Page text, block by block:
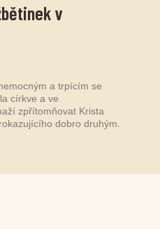
v
a trpícím se
církve a ve
zpřítomňovat Krista
dobro druhým.